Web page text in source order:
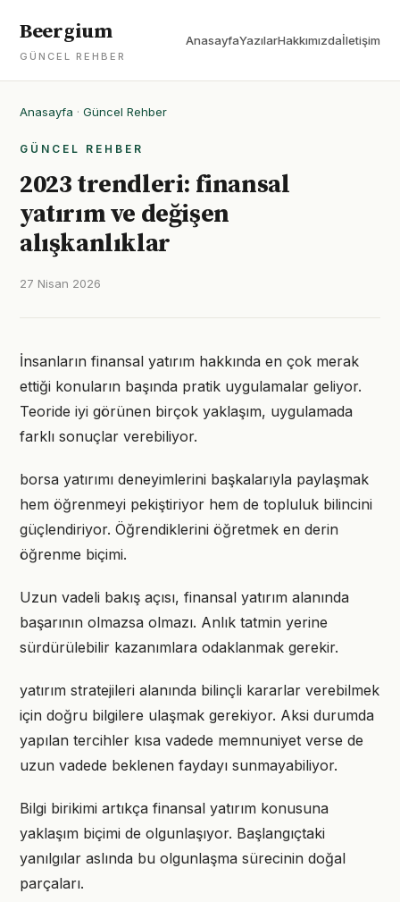
Beergium
GÜNCEL REHBER
AnasayfaYazılarHakkımızdaİletişim
Anasayfa · Güncel Rehber
GÜNCEL REHBER
2023 trendleri: finansal
yatırım ve değişen
alışkanlıklar
27 Nisan 2026
İnsanların finansal yatırım hakkında en çok merak
ettiği konuların başında pratik uygulamalar geliyor.
Teoride iyi görünen birçok yaklaşım, uygulamada
farklı sonuçlar verebiliyor.
borsa yatırımı deneyimlerini başkalarıyla paylaşmak
hem öğrenmeyi pekiştiriyor hem de topluluk bilincini
güçlendiriyor. Öğrendiklerini öğretmek en derin
öğrenme biçimi.
Uzun vadeli bakış açısı, finansal yatırım alanında
başarının olmazsa olmazı. Anlık tatmin yerine
sürdürülebilir kazanımlara odaklanmak gerekir.
yatırım stratejileri alanında bilinçli kararlar verebilmek
için doğru bilgilere ulaşmak gerekiyor. Aksi durumda
yapılan tercihler kısa vadede memnuniyet verse de
uzun vadede beklenen faydayı sunmayabiliyor.
Bilgi birikimi artıkça finansal yatırım konusuna
yaklaşım biçimi de olgunlaşıyor. Başlangıçtaki
yanılgılar aslında bu olgunlaşma sürecinin doğal
parçaları.